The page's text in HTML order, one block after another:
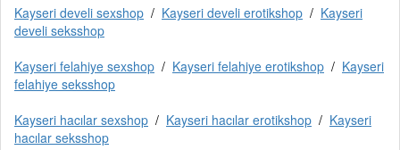
Kayseri develi sexshop / Kayseri develi erotikshop / Kayseri
develi seksshop
Kayseri felahiye sexshop / Kayseri felahiye erotikshop / Kayseri
felahiye seksshop
Kayseri hacılar sexshop / Kayseri hacılar erotikshop / Kayseri
hacılar seksshop